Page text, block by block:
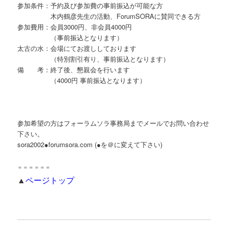
参加条件：予約及び参加費の事前振込が可能な方
木内鶴彦先生の活動、ForumSORAに賛同できる方
参加費用：会員3000円、非会員4000円
（事前振込となります）
太古の水：会場にてお渡ししております
（特別割引有り、事前振込となります）
備 考：終了後、懇親会を行います
（4000円 事前振込となります）
参加希望の方はフォーラムソラ事務局までメールでお問い合わせ
下さい。
sora2002●forumsora.com (●を＠に変えて下さい)
＝＝＝＝＝＝
▲ページトップ